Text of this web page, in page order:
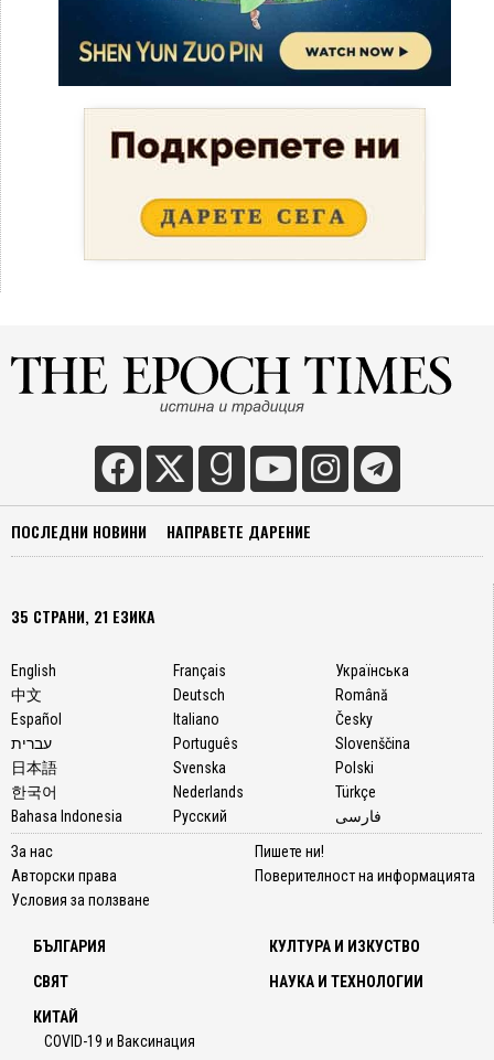
ПОСЛЕДНИ НОВИНИ НАПРАВЕТЕ ДАРЕНИЕ
35 СТРАНИ, 21 ЕЗИКА
English
中文
Español
עברית
日本語
한국어
Bahasa Indonesia
Français
Deutsch
Italiano
Português
Svenska
Nederlands
Русский
Українська
Română
Česky
Slovenščina
Polski
Türkçe
فارسی
За нас
Авторски права
Условия за ползване
Пишете ни!
Поверителност на информацията
БЪЛГАРИЯ
СВЯТ
КИТАЙ
COVID-19 и Ваксинация
КУЛТУРА И ИЗКУСТВО
НАУКА И ТЕХНОЛОГИИ